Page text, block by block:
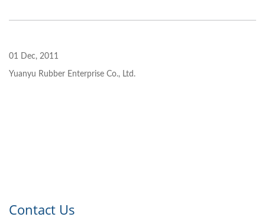
01 Dec, 2011
Yuanyu Rubber Enterprise Co., Ltd.